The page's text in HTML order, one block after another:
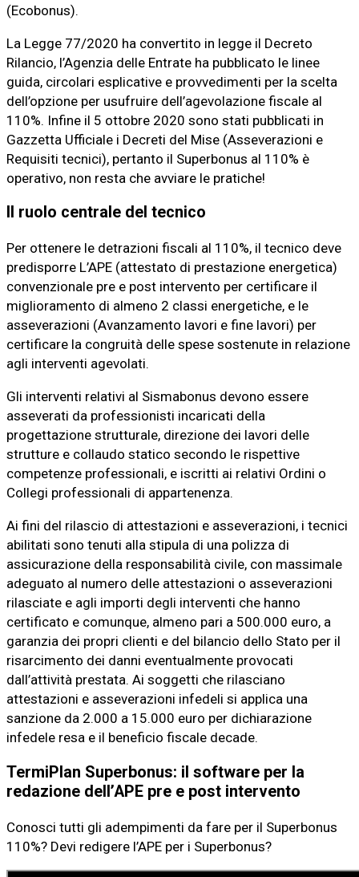
(Ecobonus).
La Legge 77/2020 ha convertito in legge il Decreto
Rilancio, l’Agenzia delle Entrate ha pubblicato le linee
guida, circolari esplicative e provvedimenti per la scelta
dell’opzione per usufruire dell’agevolazione fiscale al
110%. Infine il 5 ottobre 2020 sono stati pubblicati in
Gazzetta Ufficiale i Decreti del Mise (Asseverazioni e
Requisiti tecnici), pertanto il Superbonus al 110% è
operativo, non resta che avviare le pratiche!
Il ruolo centrale del tecnico
Per ottenere le detrazioni fiscali al 110%, il tecnico deve
predisporre L’APE (attestato di prestazione energetica)
convenzionale pre e post intervento per certificare il
miglioramento di almeno 2 classi energetiche, e le
asseverazioni (Avanzamento lavori e fine lavori) per
certificare la congruità delle spese sostenute in relazione
agli interventi agevolati.
Gli interventi relativi al Sismabonus devono essere
asseverati da professionisti incaricati della
progettazione strutturale, direzione dei lavori delle
strutture e collaudo statico secondo le rispettive
competenze professionali, e iscritti ai relativi Ordini o
Collegi professionali di appartenenza.
Ai fini del rilascio di attestazioni e asseverazioni, i tecnici
abilitati sono tenuti alla stipula di una polizza di
assicurazione della responsabilità civile, con massimale
adeguato al numero delle attestazioni o asseverazioni
rilasciate e agli importi degli interventi che hanno
certificato e comunque, almeno pari a 500.000 euro, a
garanzia dei propri clienti e del bilancio dello Stato per il
risarcimento dei danni eventualmente provocati
dall’attività prestata. Ai soggetti che rilasciano
attestazioni e asseverazioni infedeli si applica una
sanzione da 2.000 a 15.000 euro per dichiarazione
infedele resa e il beneficio fiscale decade.
TermiPlan Superbonus: il software per la
redazione dell’APE pre e post intervento
Conosci tutti gli adempimenti da fare per il Superbonus
110%? Devi redigere l’APE per i Superbonus?